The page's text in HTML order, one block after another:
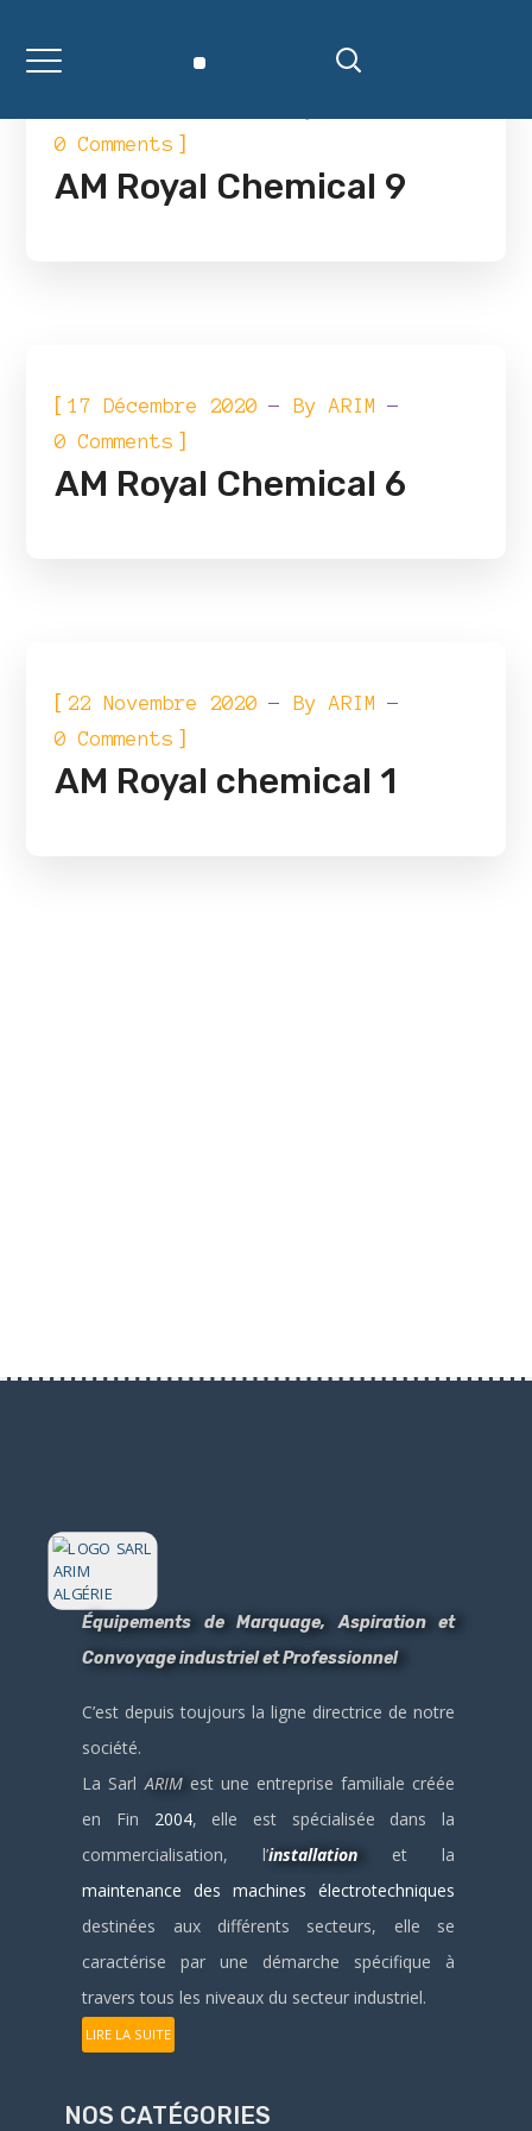
0 Comments ]
AM Royal Chemical 9
[17 Décembre 2020 ByARIM
0 Comments ]
AM Royal Chemical 6
[22 Novembre 2020 ByARIM
0 Comments ]
AM Royal chemical 1
Équipements de Marquage, Aspiration et
Convoyage industriel et Professionnel
C’est depuis toujours la ligne directrice de notre
société.
La SarlARIM est une entreprise familiale créée
en Fin 2004, elle est spécialisée dans la
commercialisation, l’installation et la
maintenance des machines électrotechniques
destinées aux différents secteurs, elle se
caractérise par une démarche spécifique à
travers tous les niveaux du secteur industriel.
LIRE LA SUITE
NOS CATÉGORIES